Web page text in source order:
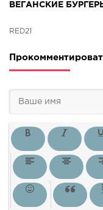
ВЕГАНСКИЕ
RED21